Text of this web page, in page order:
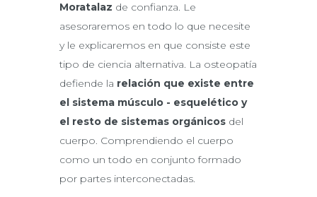
Moratalaz de confianza. Le
asesoraremos en todo lo que necesite
y le explicaremos en que consiste este
tipo de ciencia alternativa. La osteopatía
defiende la relación que existe entre
el sistema músculo - esquelético y
el resto de sistemas orgánicos del
cuerpo. Comprendiendo el cuerpo
como un todo en conjunto formado
por partes interconectadas.